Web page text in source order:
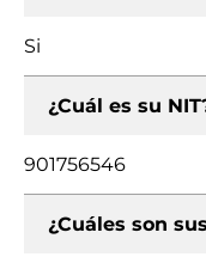
Si
¿Cuál es su
901756546
¿Cuáles son